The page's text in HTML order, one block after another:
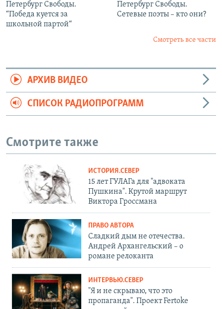
Петербург Свободы.
“Победа куется за
школьной партой“
Петербург Свободы.
Сетевые поэты – кто они?
Смотреть все части
АРХИВ ВИДЕО
СПИСОК РАДИОПРОГРАММ
Смотрите также
ИСТОРИЯ.СЕВЕР
15 лет ГУЛАГа для "адвоката
Пушкина". Крутой маршрут
Виктора Гроссмана
ПРАВО АВТОРА
Сладкий дым не отечества.
Андрей Архангельский – о
романе релоканта
ИНТЕРВЬЮ.СЕВЕР
"Я и не скрываю, что это
пропаганда". Проект Fertoke